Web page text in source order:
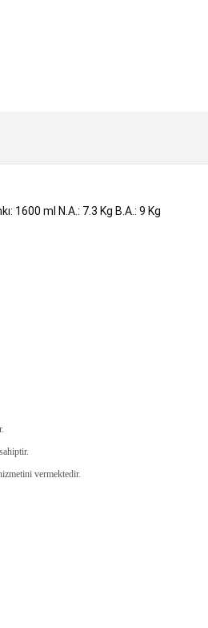
1600 ml N.A.: 7.3 Kg B.A.: 9 Kg
vermektedir.